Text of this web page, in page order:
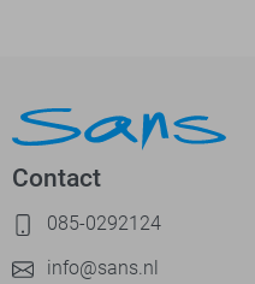
Contact
085-0292124
info@sans.nl